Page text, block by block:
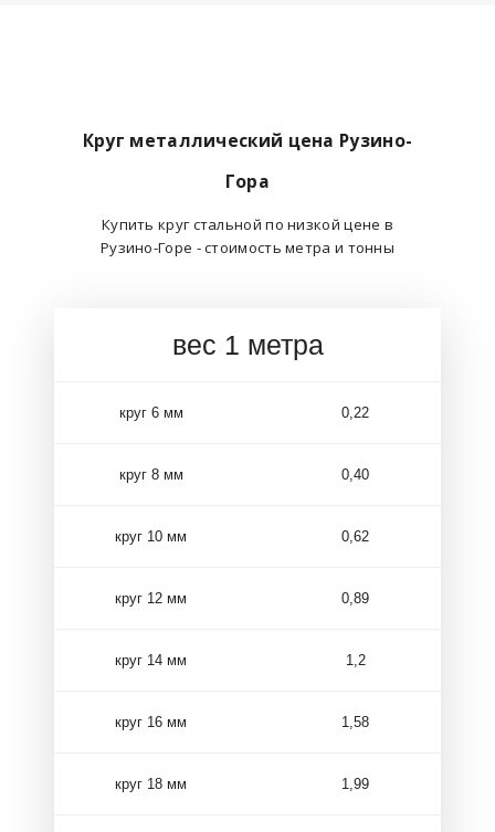
Круг металлический цена Рузино-
Гора
Купить круг стальной по низкой цене в
Рузино-Горе - стоимость метра и тонны
вес 1 метра
круг 6 мм 0,22
круг 8 мм 0,40
круг 10 мм 0,62
круг 12 мм 0,89
круг 14 мм 1,2
круг 16 мм 1,58
круг 18 мм 1,99